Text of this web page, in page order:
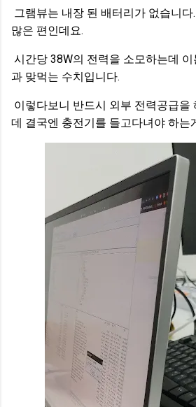
그램뷰는 내장 된 배터리가 없습니
많은 편인데요.
시간당 38W의 전력을 소모하는데
과 맞먹는 수치입니다.
이렇다보니 반드시 외부 전력공급을
데 결국엔 충전기를 들고다녀야 하는